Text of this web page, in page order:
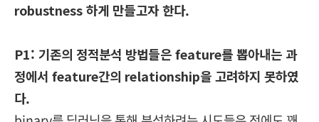
robustness 하게 만들고자 한다.
P1: 기존의 정적분석 방법들은 feature를 뽑아내는 과
정에서 feature간의 relationship을 고려하지 못하였
다.